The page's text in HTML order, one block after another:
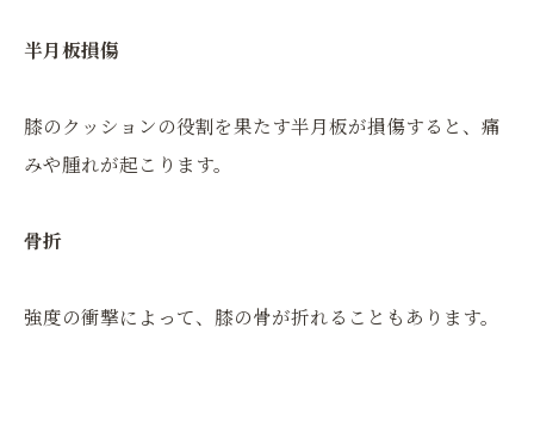
半月板損傷
膝のクッションの役割を果たす半月板が損傷すると、痛
みや腫れが起こります。
骨折
強度の衝撃によって、膝の骨が折れることもあります。